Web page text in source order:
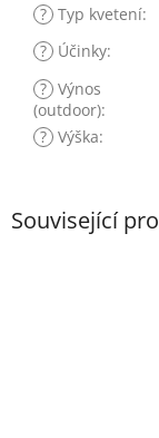
Související
? Typ kvetení:
? Účinky:
? Výnos
(outdoor):
? Výška: